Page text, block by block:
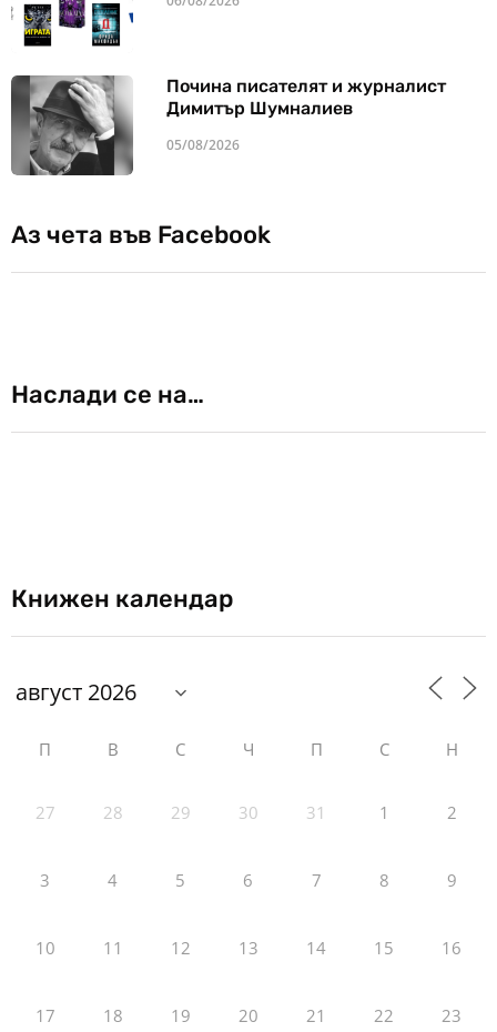
Почина писателят и журналист
Димитър Шумналиев
05/08/2026
Аз чета във Facebook
Наслади се на…
Книжен календар
П В С Ч П С Н
27 28 29 30 31 1 2
3 4 5 6 7 8 9
10 11 12 13 14 15 16
17 18 19 20 21 22 23